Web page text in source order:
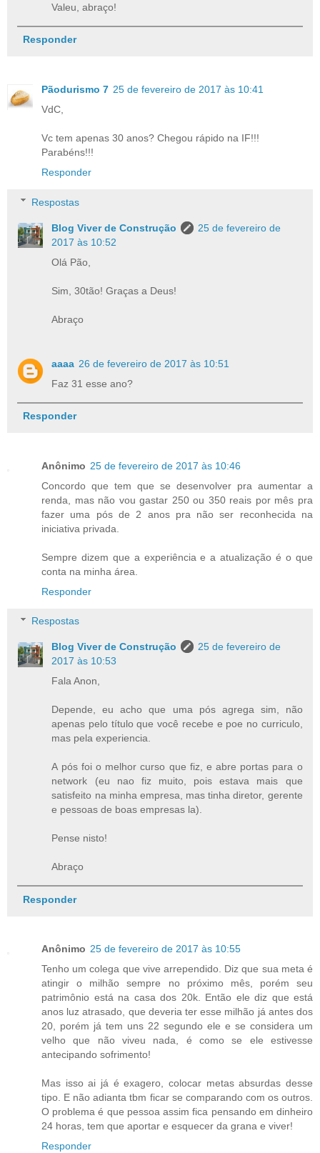
Valeu, abraço!
Responder
Pãodurismo 7 25 de fevereiro de 2017 às 10:41
VdC,
Vc tem apenas 30 anos? Chegou rápido na IF!!!
Parabéns!!!
Responder
Respostas
Blog Viver de Construção
25 de fevereiro de
2017 às 10:52
Olá Pão,
Sim, 30tão! Graças a Deus!
Abraço
aaaa 26 de fevereiro de 2017 às 10:51
Faz 31 esse ano?
Responder
Anônimo 25 de fevereiro de 2017 às 10:46
Concordo que tem que se desenvolver pra aumentar a
renda, mas não vou gastar 250 ou 350 reais por mês pra
fazer uma pós de 2 anos pra não ser reconhecida na
iniciativa privada.
Sempre dizem que a experiência e a atualização é o que
conta na minha área.
Responder
Respostas
Blog Viver de Construção
25 de fevereiro de
2017 às 10:53
Fala Anon,
Depende, eu acho que uma pós agrega sim, não
apenas pelo título que você recebe e poe no curriculo,
mas pela experiencia.
A pós foi o melhor curso que fiz, e abre portas para o
network (eu nao fiz muito, pois estava mais que
satisfeito na minha empresa, mas tinha diretor, gerente
e pessoas de boas empresas la).
Pense nisto!
Abraço
Responder
Anônimo 25 de fevereiro de 2017 às 10:55
Tenho um colega que vive arrependido. Diz que sua meta é
atingir o milhão sempre no próximo mês, porém seu
patrimônio está na casa dos 20k. Então ele diz que está
anos luz atrasado, que deveria ter esse milhão já antes dos
20, porém já tem uns 22 segundo ele e se considera um
velho que não viveu nada, é como se ele estivesse
antecipando sofrimento!
Mas isso ai já é exagero, colocar metas absurdas desse
tipo. E não adianta tbm ficar se comparando com os outros.
O problema é que pessoa assim fica pensando em dinheiro
24 horas, tem que aportar e esquecer da grana e viver!
Responder